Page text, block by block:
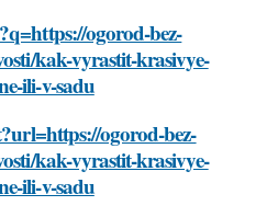
ogorod-bez-
kak-vyrastit-krasivye-
ili-v-sadu
ogorod-bez-
kak-vyrastit-krasivye-
ili-v-sadu